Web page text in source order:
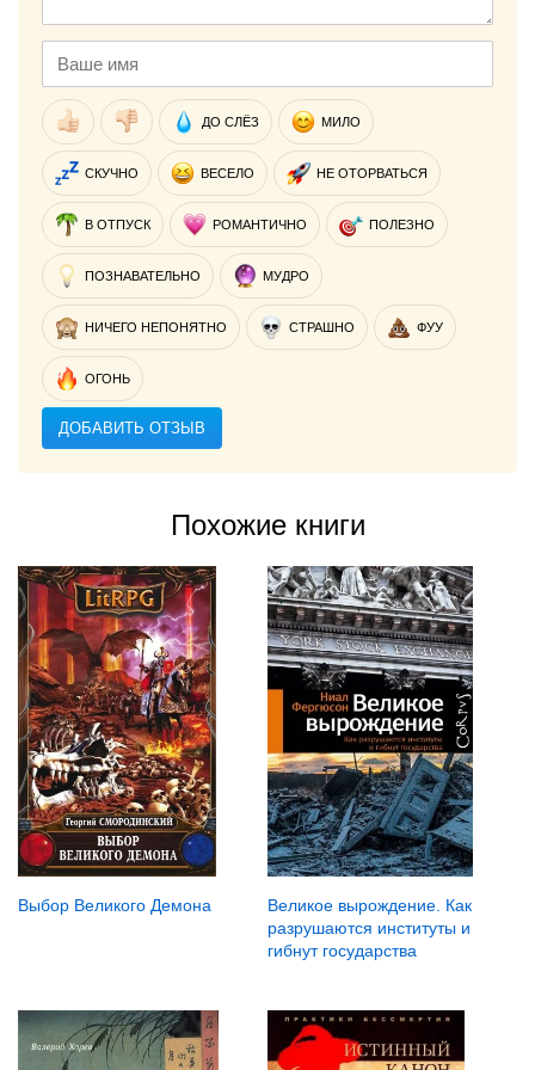
ДО СЛЁЗ МИЛО
СКУЧНО ВЕСЕЛО НЕ ОТОРВАТЬСЯ
В ОТПУСК РОМАНТИЧНО ПОЛЕЗНО
ПОЗНАВАТЕЛЬНО МУДРО
НИЧЕГО НЕПОНЯТНО СТРАШНО ФУУ
ОГОНЬ
ДОБАВИТЬ ОТЗЫВ
Похожие книги
Выбор Великого Демона
Великое вырождение. Как
разрушаются институты и
гибнут государства